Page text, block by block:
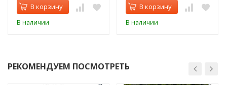
В корзину
В наличии
В корзину
В наличии
РЕКОМЕНДУЕМ ПОСМОТРЕТЬ